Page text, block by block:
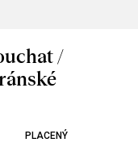
/
PLACENÝ